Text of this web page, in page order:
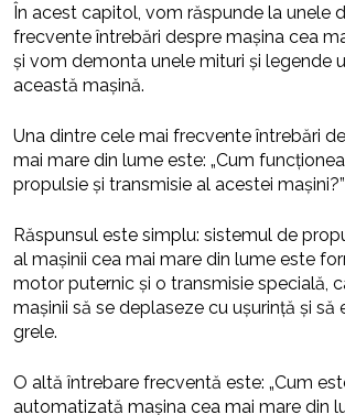
În acest capitol, vom răspunde la unele
frecvente întrebări despre mașina cea
și vom demonta unele mituri și legende
această mașină.
Una dintre cele mai frecvente întrebări
mai mare din lume este: „Cum
propulsie și transmisie al acestei mașini?”
Răspunsul este simplu: sistemul de
al mașinii cea mai mare din lume este
motor puternic și o transmisie specială,
mașinii să se deplaseze cu ușurință și să
grele.
O altă întrebare frecventă este: „Cum
automatizată mașina cea mai mare din